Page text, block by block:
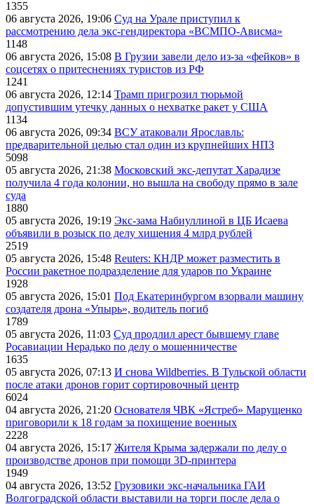
1355
06 августа 2026, 19:06 Суд на Урале приступил к
рассмотрению дела экс-гендиректора «ВСМПО-Ависма»
1148
06 августа 2026, 15:08 В Грузии завели дело из-за «фейков» в
соцсетях о притеснениях туристов из РФ
1241
06 августа 2026, 12:14 Трамп пригрозил тюрьмой
допустившим утечку данных о нехватке ракет у США
1134
06 августа 2026, 09:34 ВСУ атаковали Ярославль:
предварительной целью стал один из крупнейших НПЗ
5098
05 августа 2026, 21:38 Московский экс-депутат Харадизе
получила 4 года колонии, но вышла на свободу прямо в зале
суда
1880
05 августа 2026, 19:19 Экс-зама Набиуллиной в ЦБ Исаева
объявили в розыск по делу хищения 4 млрд рублей
2519
05 августа 2026, 15:48 Reuters: КНДР может разместить в
России ракетное подразделение для ударов по Украине
1928
05 августа 2026, 15:01 Под Екатеринбургом взорвали машину
создателя дрона «Упырь», водитель погиб
1789
05 августа 2026, 11:03 Суд продлил арест бывшему главе
Росавиации Нерадько по делу о мошенничестве
1635
05 августа 2026, 07:13 И снова Wildberries. В Тульской области
после атаки дронов горит сортировочный центр
6024
04 августа 2026, 21:20 Основателя ЧВК «Ястреб» Марущенко
приговорили к 18 годам за похищение военных
2228
04 августа 2026, 15:17 Жителя Крыма задержали по делу о
производстве дронов при помощи 3D‑принтера
1949
04 августа 2026, 13:52 Грузовики экс-начальника ГАИ
Волгоградской области выставили на торги после дела о